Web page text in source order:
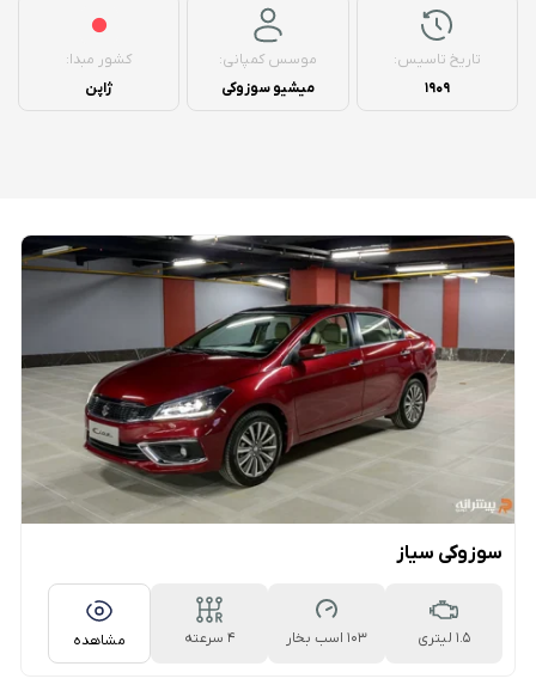
تاریخ تاسیس:
1909
موسس کمپانی:
میشیو سوزوکی
کشور مبدا:
ژاپن
سوزوکی سیاز
1.5 لیتری 103 اسب بخار
۴ سرعته
مشاهده